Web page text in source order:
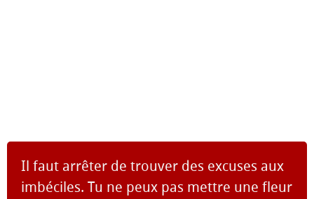
Il faut arrêter de trouver des excuses aux
imbéciles. Tu ne peux pas mettre une fleur